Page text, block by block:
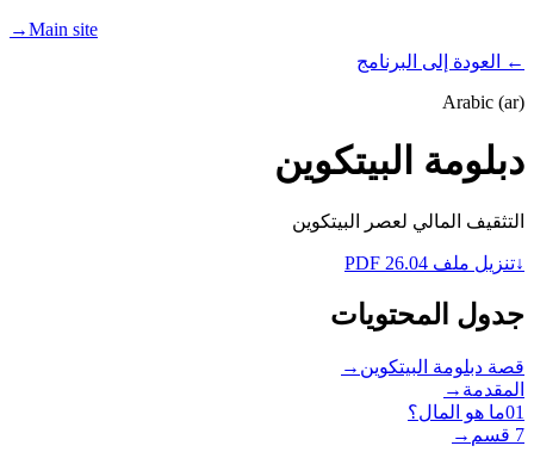
Main site
→
← العودة إلى البرنامج
Arabic (ar)
دبلومة البيتكوين
التثقيف المالي لعصر البيتكوين
↓تنزيل ملف PDF 26.04
جدول المحتويات
قصة دبلومة البيتكوين →
المقدمة →
01ما هو المال؟
7 قسم
→